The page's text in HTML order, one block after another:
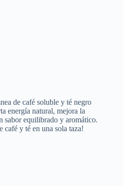
de café soluble y té negro
energía natural, mejora la
sabor equilibrado y aromático.
café y té en una sola taza!